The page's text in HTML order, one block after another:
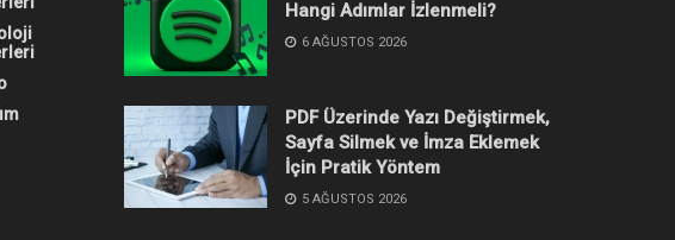
Tanıtım Günü Belli
de yer alacak. İşte detaylar.